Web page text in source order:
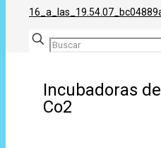
Incubadoras de
Co2